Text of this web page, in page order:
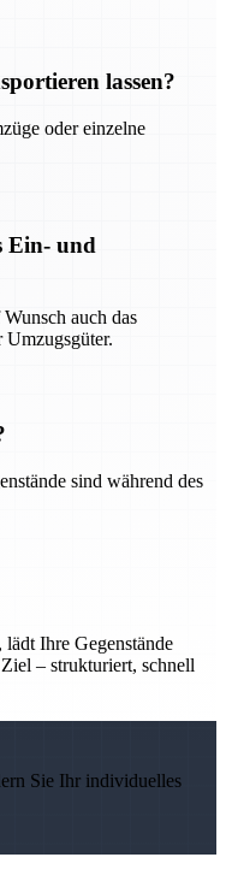
lassen?
oder einzelne
Ein- und
auch das
sind während des
Ihre Gegenstände
– strukturiert, schnell
Sie Ihr individuelles